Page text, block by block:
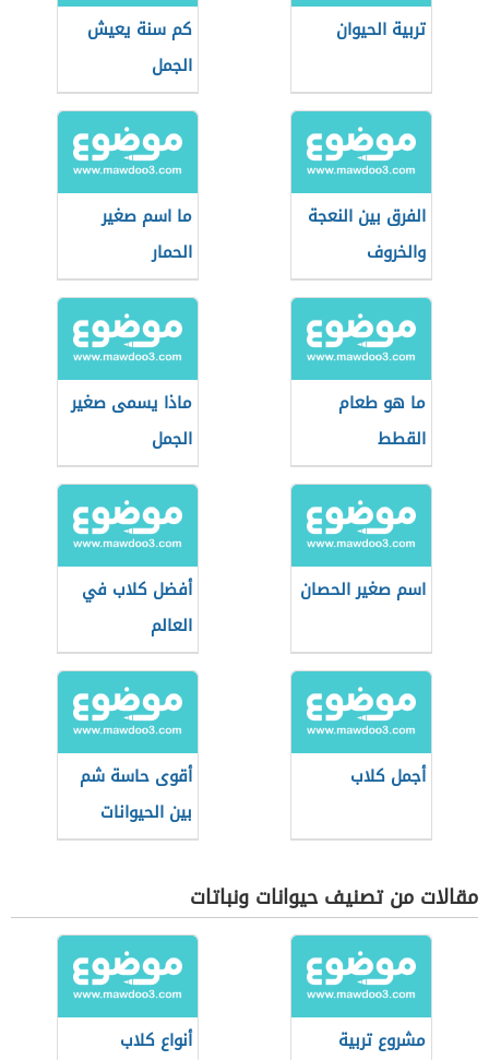
تربية الحيوان
كم سنة يعيش
الجمل
الفرق بين النعجة
والخروف
ما اسم صغير
الحمار
ما هو طعام
القطط
ماذا يسمى صغير
الجمل
اسم صغير الحصان
أفضل كلاب في
العالم
أجمل كلاب
أقوى حاسة شم
بين الحيوانات
مقالات من تصنيف حيوانات ونباتات
مشروع تربية
أنواع كلاب